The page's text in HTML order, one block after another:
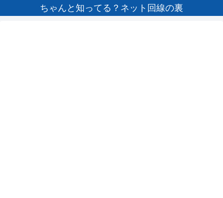
ちゃんと知ってる？ネット回線の裏